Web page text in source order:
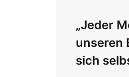
„Jeder
unseren
sich